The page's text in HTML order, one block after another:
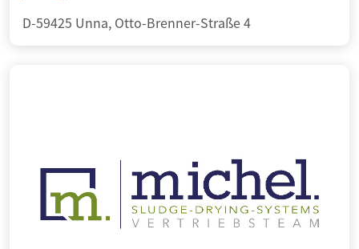
D-59425 Unna, Otto-Brenner-Straße 4